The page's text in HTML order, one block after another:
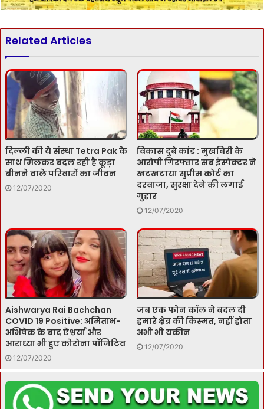
Related Articles
दिल्ली की ये संस्था Tetra Pak के
साथ मिलकर बदल रही है कूड़ा
बीनने वाले परिवारों का जीवन
12/07/2020
विकास दुबे कांड : मुखबिरी के
आरोपी गिरफ्तार सब इंस्पेक्टर ने
खटखटाया सुप्रीम कोर्ट का
दरवाजा, सुरक्षा देने की लगाई
गुहार
12/07/2020
Aishwarya Rai Bachchan
COVID 19 Positive: अमिताभ-
अभिषेक के बाद ऐश्वर्या और
आराध्या भी हुए कोरोना पॉजिटिव
12/07/2020
जब एक फोन कॉल ने बदल दी
हमारे क्षेत्र की किस्मत, नहीं होता
अभी भी यकीन
12/07/2020